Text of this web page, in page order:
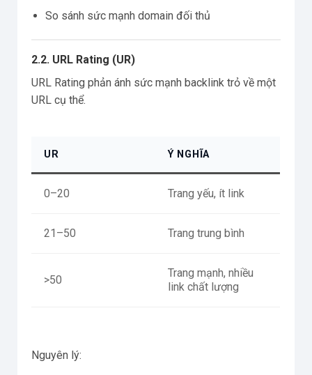
So sánh sức mạnh domain đối thủ
2.2. URL Rating (UR)
URL Rating phản ánh sức mạnh backlink trỏ về một
URL cụ thể.
UR Ý NGHĨA
0–20 Trang yếu, ít link
21–50 Trang trung bình
>50
Trang mạnh, nhiều
link chất lượng
Nguyên lý: